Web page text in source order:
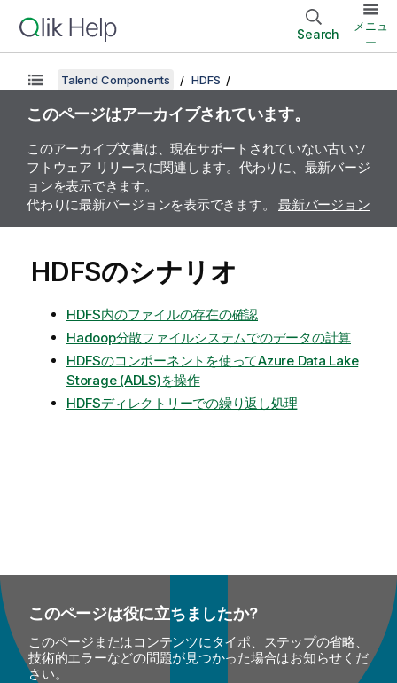
Search
メニュ
ー
Talend Components HDFS
このページはアーカイブされています。
このアーカイブ文書は、現在サポートされていない古いソ
フトウェア リリースに関連します。代わりに、最新バージ
ョンを表示できます。
代わりに最新バージョンを表示できます。 最新バージョン
HDFSのシナリオ
HDFS内のファイルの存在の確認
Hadoop分散ファイルシステムでのデータの計算
HDFSのコンポーネントを使ってAzure Data Lake
Storage (ADLS)を操作
HDFSディレクトリーでの繰り返し処理
このページは役に立ちましたか?
このページまたはコンテンツにタイポ、ステップの省略、
技術的エラーなどの問題が見つかった場合はお知らせくだ
さい。